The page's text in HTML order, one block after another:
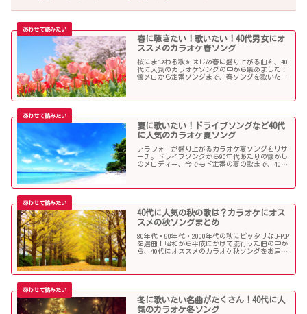
春に聴きたい！歌いたい！40代男女にオ
ススメのカラオケ春ソング
桜にまつわる歌をはじめ春に盛り上がる曲を、40
代に人気のカラオケソングの中から集めました！
懐メロから定番ソングまで、春ソングを歌いたい
夏に歌いたい！ドライブソングなど40代
に人気のカラオケ夏ソング
アラフォーが盛り上がるカラオケ夏ソングをリサ
ーチ。ドライブソングから90年代あたりの懐かし
のメロディー、今でもド定番の夏の歌まで、40代
40代に人気の秋の歌は？カラオケにオス
スメの秋ソングまとめ
80年代・90年代・2000年代の秋にピッタリなJ-POP
を選曲！昭和から平成にかけて流行った曲の中か
ら、40代にオススメのカラオケ秋ソングをお届け
冬に歌いたい名曲がたくさん！40代に人
気のカラオケ冬ソング